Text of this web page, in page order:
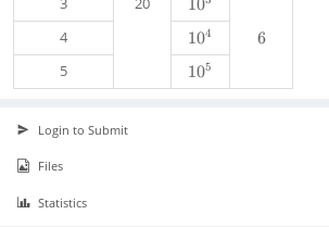
6
^
2
1
0
^
3
10
6
6
4
1
0
^
104
5
1
0
105
Login to Submit
Files
Statistics